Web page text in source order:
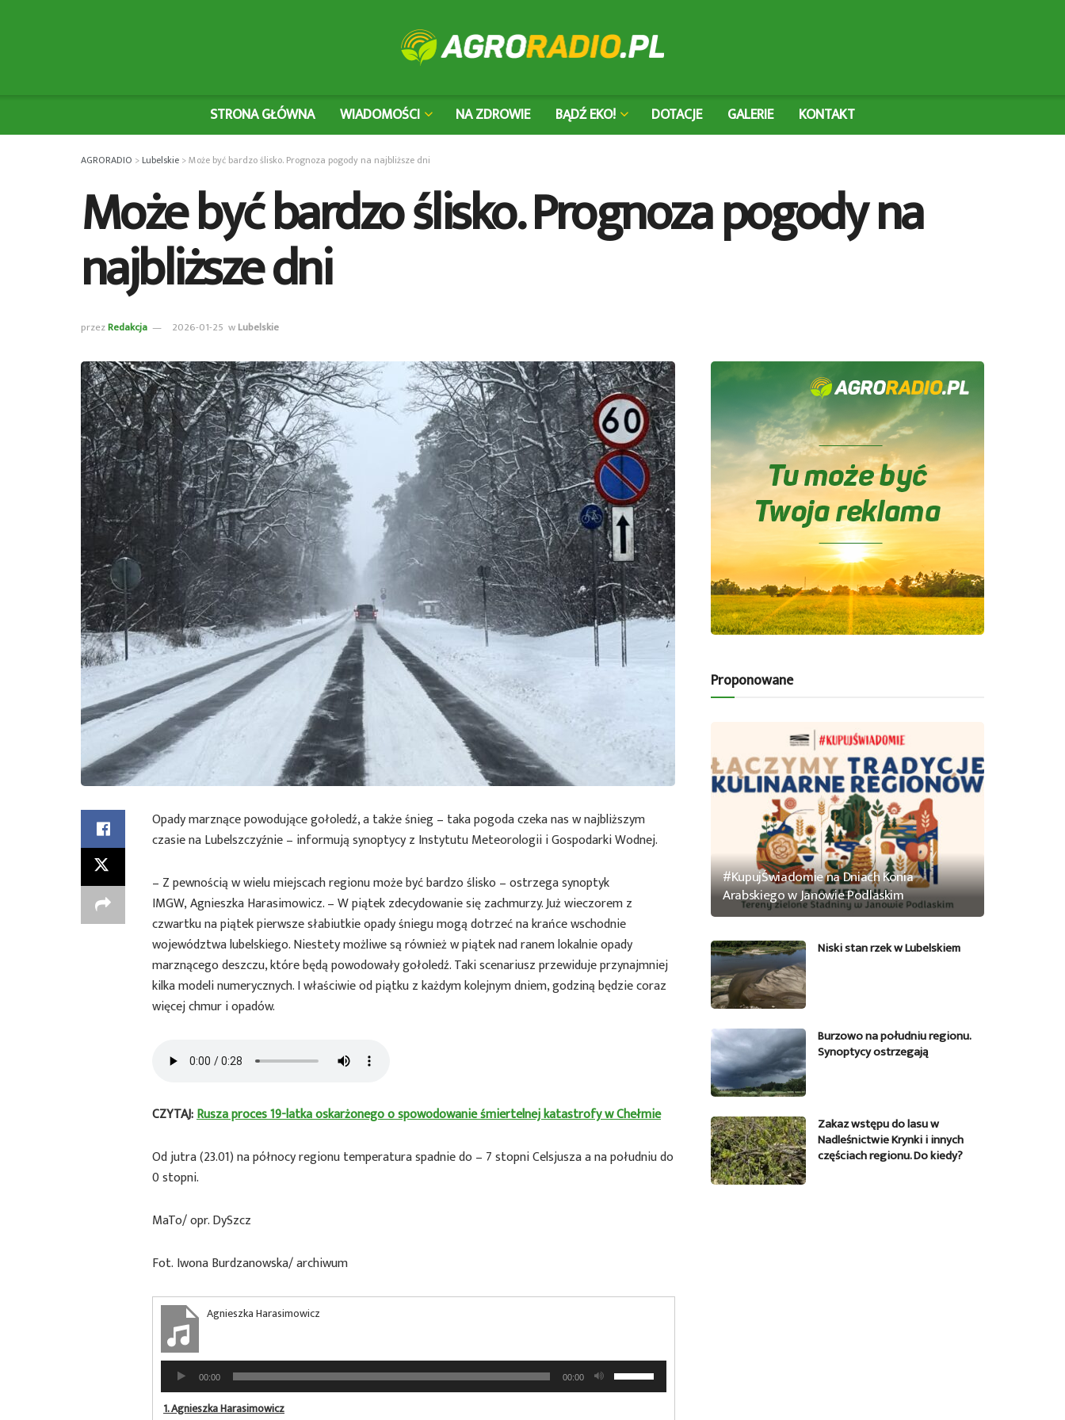
STRONA GŁÓWNA WIADOMOŚCI NA ZDROWIE BĄDŹ EKO! DOTACJE GALERIE KONTAKT
AGRORADIO >Lubelskie >Może być bardzo ślisko. Prognoza pogody na najbliższe dni
Może być bardzo ślisko. Prognoza pogody na
najbliższe dni
przezRedakcja 2026-01-25 wLubelskie
Opady marznące powodujące gołoledź, a także śnieg – taka pogoda czeka nas w najbliższym
czasie na Lubelszczyźnie – informują synoptycy z Instytutu Meteorologii i Gospodarki Wodnej.
– Z pewnością w wielu miejscach regionu może być bardzo ślisko – ostrzega synoptyk
IMGW, Agnieszka Harasimowicz. – W piątek zdecydowanie się zachmurzy. Już wieczorem z
czwartku na piątek pierwsze słabiutkie opady śniegu mogą dotrzeć na krańce wschodnie
województwa lubelskiego. Niestety możliwe są również w piątek nad ranem lokalnie opady
marznącego deszczu, które będą powodowały gołoledź. Taki scenariusz przewiduje przynajmniej
kilka modeli numerycznych. I właściwie od piątku z każdym kolejnym dniem, godziną będzie coraz
więcej chmur i opadów.
CZYTAJ:Rusza proces 19-latka oskarżonego o spowodowanie śmiertelnej katastrofy w Chełmie
Od jutra (23.01) na północy regionu temperatura spadnie do – 7 stopni Celsjusza a na południu do
0 stopni.
MaTo/ opr. DySzcz
Fot. Iwona Burdzanowska/ archiwum
Agnieszka Harasimowicz
Odtwarzacz
plików
dźwiękowych
00:00 00:00
strzałek
1.Agnieszka Harasimowicz
Proponowane
#KupujŚwiadomie na Dniach Konia
Arabskiego w Janowie Podlaskim
Niski stan rzek w Lubelskiem
Burzowo na południu regionu.
Synoptycy ostrzegają
Zakaz wstępu do lasu w
Nadleśnictwie Krynki i innych
częściach regionu. Do kiedy?